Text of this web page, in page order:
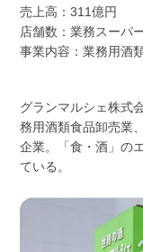
売上高：311億円
店舗数：業務スーパ
事業内容：業務用酒
グランマルシェ株式
務用酒類食品卸売業
企業。「食・酒」の
ている。